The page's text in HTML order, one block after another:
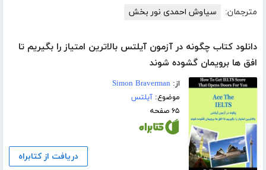
مترجمان: سیاوش احمدی نور بخش
دانلود کتاب چگونه در آزمون آیلتس بالاترین امتیاز را بگیریم تا
افق ها برویمان گشوده شوند
از: Simon Braverman
موضوع:آیلتس
۶۵ صفحه
دریافت از کتابراه